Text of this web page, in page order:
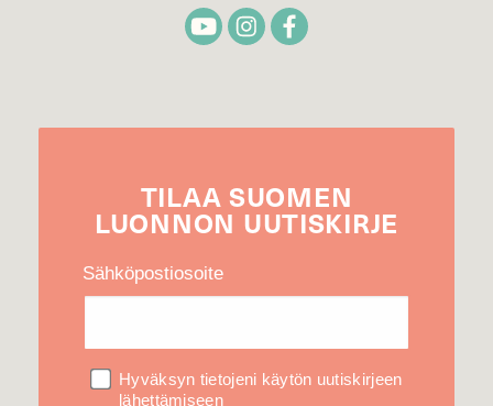
TILAA SUOMEN
LUONNON UUTIS­KIRJE
Sähköpostiosoite
Hyväksyn tietojeni käytön uutiskirjeen
lähettämiseen